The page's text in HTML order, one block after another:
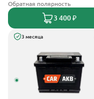
Обратная полярность
3 400 ₽
3 месяца